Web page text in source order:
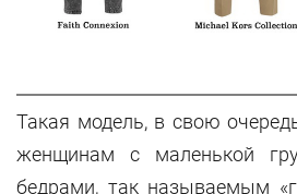
Такая модель, в свою
женщинам с маленькой
бедрами, так называемым